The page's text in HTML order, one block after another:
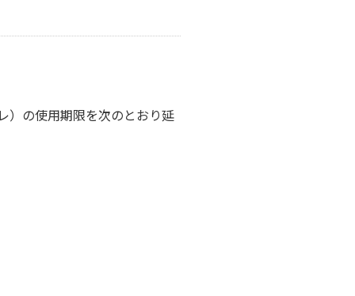
）の使用期限を次のとおり延